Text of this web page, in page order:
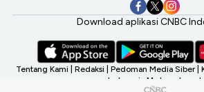
Download aplikasi CNBC
Tentang Kami Redaksi Pedoman Media Siber
Indonesia My Investment